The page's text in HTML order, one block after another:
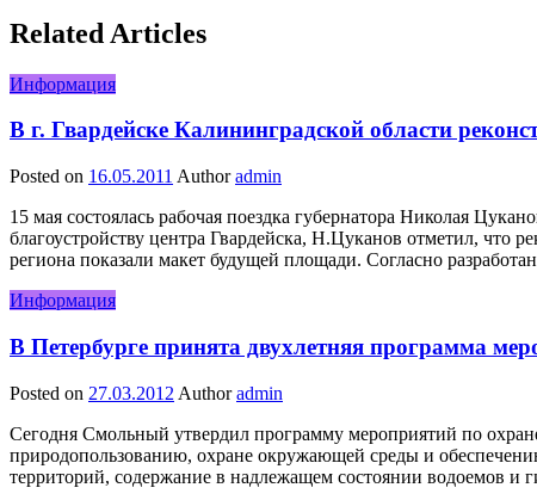
Related Articles
Информация
В г. Гвардейске Калининградской области
Posted on 16.05.2011 Author admin
15 мая состоялась рабочая поездка губернатора Николая
благоустройству центра Гвардейска, Н.Цуканов отметил, что
региона показали макет будущей площади. Согласно
Информация
В Петербурге принята двухлетняя программа
Posted on 27.03.2012 Author admin
Сегодня Смольный утвердил программу мероприятий по
природопользованию, охране окружающей среды и
территорий, содержание в надлежащем состоянии водоемов и